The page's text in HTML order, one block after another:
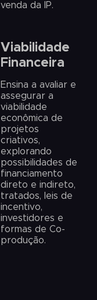
venda da IP.
Viabilidade
Financeira
Ensina a avaliar e
assegurar a
viabilidade
econômica de
projetos
criativos,
explorando
possibilidades de
financiamento
direto e indireto,
tratados, leis de
incentivo,
investidores e
formas de Co-
produção.